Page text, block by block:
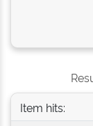
Item hits: